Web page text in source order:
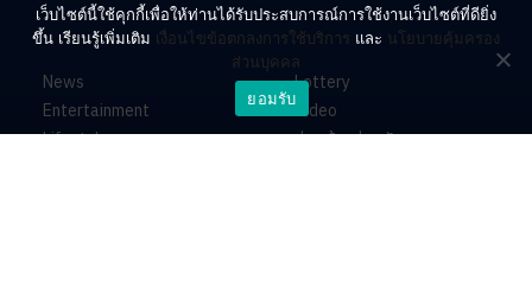
News
Entertainment
Lifestyle
Lottery
Video
ร่วมด้วยช่วยกัน
เว็บไซต์นี้ใช้คุกกี้เพื่อให้ท่านได้รับประสบการณ์การใช้งานเว็บไซต์ที่ดียิ่ง
ขึ้น เรียนรู้เพิ่มเติม เงื่อนไขข้อตกลงการใช้บริการ และ นโยบายคุ้มครอง
ส่วนบุคคล
ยอมรับ